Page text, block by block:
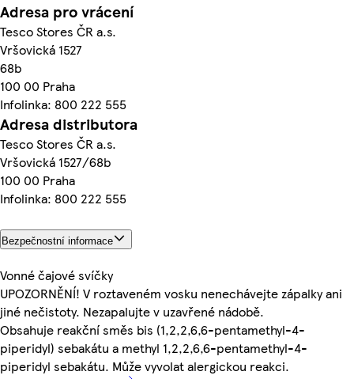
Adresa pro vrácení
Tesco Stores ČR a.s.
Vršovická 1527
68b
100 00 Praha
Infolinka: 800 222 555
Adresa distributora
Tesco Stores ČR a.s.
Vršovická 1527/68b
100 00 Praha
Infolinka: 800 222 555
Bezpečnostní informace
Vonné čajové svíčky
UPOZORNĚNÍ! V roztaveném vosku nenechávejte zápalky ani
jiné nečistoty. Nezapalujte v uzavřené nádobě.
Obsahuje reakční směs bis (1,2,2,6,6-pentamethyl-4-
piperidyl) sebakátu a methyl 1,2,2,6,6-pentamethyl-4-
piperidyl sebakátu. Může vyvolat alergickou reakci.